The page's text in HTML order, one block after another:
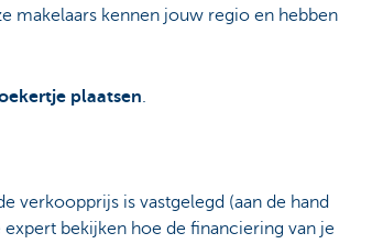
makelaars kennen jouw regio en hebben
plaatsen.
verkoopprijs is vastgelegd (aan de hand
bekijken hoe de financiering van je